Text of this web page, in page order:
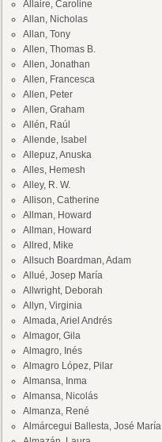
Allaire, Caroline
Allan, Nicholas
Allan, Tony
Allen, Thomas B.
Allen, Jonathan
Allen, Francesca
Allen, Peter
Allen, Graham
Allén, Raúl
Allende, Isabel
Allepuz, Anuska
Alles, Hemesh
Alley, R. W.
Allison, Catherine
Allman, Howard
Allman, Howard
Allred, Mike
Allsuch Boardman, Adam
Allué, Josep María
Allwright, Deborah
Allyn, Virginia
Almada, Ariel Andrés
Almagor, Gila
Almagro, Inés
Almagro López, Pilar
Almansa, Inma
Almansa, Nicolás
Almanza, René
Almárcegui Ballesta, José María